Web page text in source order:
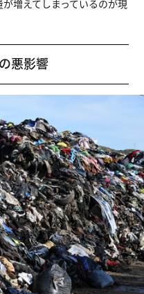
増えてしまっているのが現
悪影響